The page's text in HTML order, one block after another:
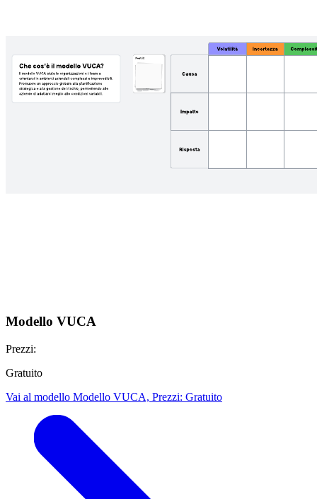
Modello VUCA
Prezzi:
Gratuito
Vai al modello Modello VUCA, Prezzi: Gratuito